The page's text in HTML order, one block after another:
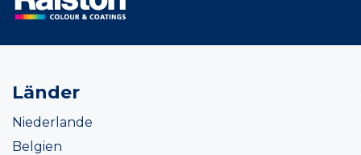
Länder
Niederlande
Belgien